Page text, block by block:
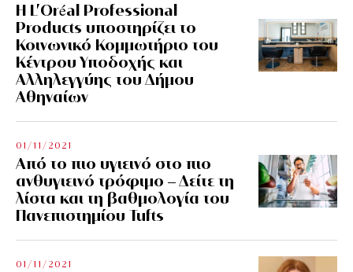
Η L’Οréal Professional
Products υποστηρίζει το
Κοινωνικό Κομμωτήριο του
Κέντρου Υποδοχής και
Αλληλεγγύης του Δήμου
Αθηναίων
01/11/2021
Από το πιο υγιεινό στο πιο
ανθυγιεινό τρόφιμο – Δείτε τη
λίστα και τη βαθμολογία του
Πανεπιστημίου Tufts
01/11/2021